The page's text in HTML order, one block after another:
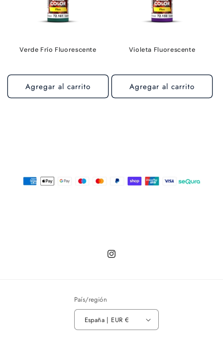
Verde Frío Fluorescente
Agregar al carrito
Violeta Fluorescente
Agregar al carrito
Instagram
País/región
España | EUR €